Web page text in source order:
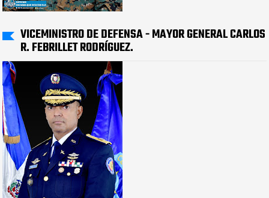
VICEMINISTRO DE DEFENSA - MAYOR GENERAL CARLOS
R. FEBRILLET RODRÍGUEZ.